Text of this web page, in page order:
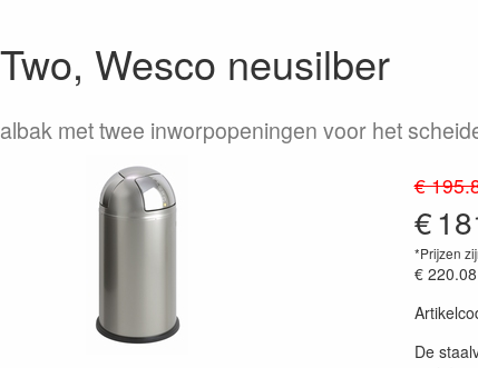
Wesco neusilber
met twee inworpopeningen voor het
€
€
*Prijzen
€ 220.08
De